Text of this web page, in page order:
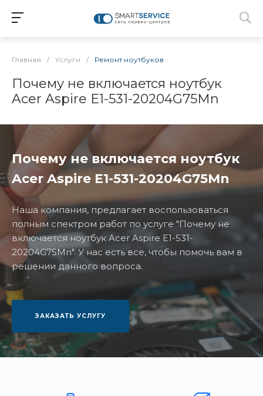
Главная / Услуги / Ремонт ноутбуков
Почему не включается ноутбук
Acer Aspire E1-531-20204G75Mn
Почему не включается ноутбук
Acer Aspire E1-531-20204G75Mn
Наша компания, предлагает воспользоваться
полным спектром работ по услуге "Почему не
включается ноутбук Acer Aspire E1-531-
20204G75Mn". У нас есть все, чтобы помочь вам в
решении данного вопроса.
ЗАКАЗАТЬ УСЛУГУ